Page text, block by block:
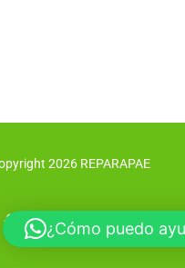
2026 REPARAPAE
Facebook
X Instagram
¿Cómo puedo